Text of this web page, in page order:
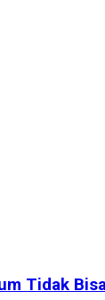
Tidak